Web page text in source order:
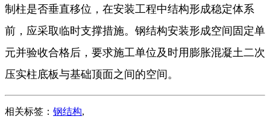
制柱是否垂直移位，在安装工程中结构形成稳定体系
前，应采取临时支撑措施。钢结构安装形成空间固定单
元并验收合格后，要求施工单位及时用膨胀混凝土二次
压实柱底板与基础顶面之间的空间。
相关标签： 钢结构,